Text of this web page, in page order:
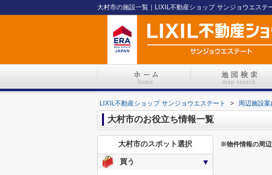
大村市の施設一覧｜LIXIL不動産ショップ サンジョウエステ
LIXIL不動産ショップ サンジョウエステート > 周辺施設案
大村市のお役立ち情報一覧
※物件情報の周辺
大村市のスポット選択
買う